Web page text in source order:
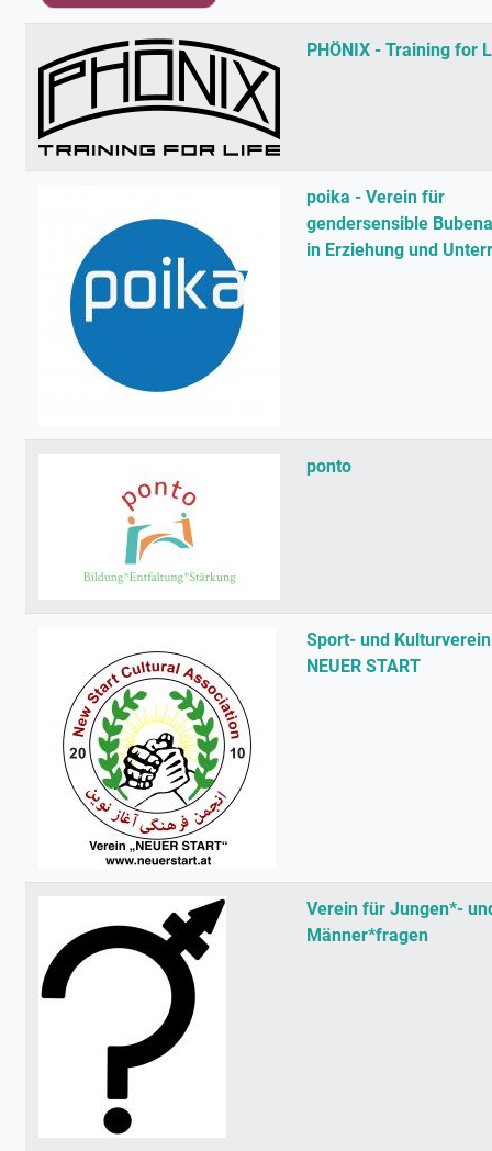
PHÖNIX - Training for
poika - Verein für
gendersensible
in Erziehung und
ponto
Sport- und Kulturverein
NEUER START
Verein für Jungen*-
Männer*fragen